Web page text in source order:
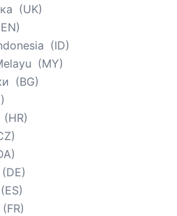
UK
EN
ID
MY
BG
HR
DE
ES
FR